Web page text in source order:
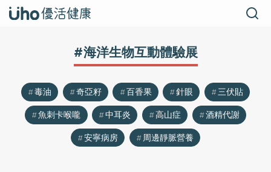
#海洋生物互動體驗展
毒油 奇亞籽 百香果 針眼
三伏貼
魚刺卡喉嚨
中耳炎 高山症
酒精代謝
安寧病房
周邊靜脈營養